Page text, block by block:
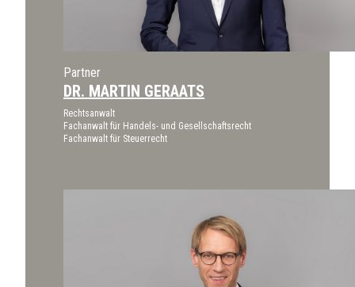
Partner
DR. MARTIN GERAATS
Rechtsanwalt
Fachanwalt für Handels- und Gesellschaftsrecht
Fachanwalt für Steuerrecht